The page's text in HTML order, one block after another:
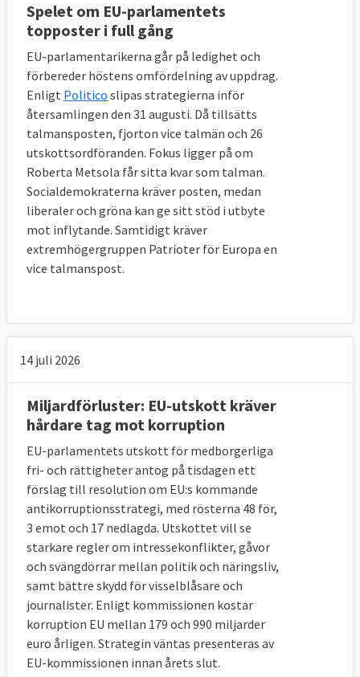
Spelet om EU-parlamentets
topposter i full gång
EU-parlamentarikerna går på ledighet och
förbereder höstens omfördelning av uppdrag.
Enligt Politico slipas strategierna inför
återsamlingen den 31 augusti. Då tillsätts
talmansposten, fjorton vice talmän och 26
utskottsordföranden. Fokus ligger på om
Roberta Metsola får sitta kvar som talman.
Socialdemokraterna kräver posten, medan
liberaler och gröna kan ge sitt stöd i utbyte
mot inflytande. Samtidigt kräver
extremhögergruppen Patrioter för Europa en
vice talmanspost.
14 juli 2026
Miljardförluster: EU-utskott kräver
hårdare tag mot korruption
EU-parlamentets utskott för medborgerliga
fri- och rättigheter antog på tisdagen ett
förslag till resolution om EU:s kommande
antikorruptionsstrategi, med rösterna 48 för,
3 emot och 17 nedlagda. Utskottet vill se
starkare regler om intressekonflikter, gåvor
och svängdörrar mellan politik och näringsliv,
samt bättre skydd för visselblåsare och
journalister. Enligt kommissionen kostar
korruption EU mellan 179 och 990 miljarder
euro årligen. Strategin väntas presenteras av
EU-kommissionen innan årets slut.